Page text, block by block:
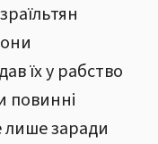
їх у рабство
повинні
лише заради